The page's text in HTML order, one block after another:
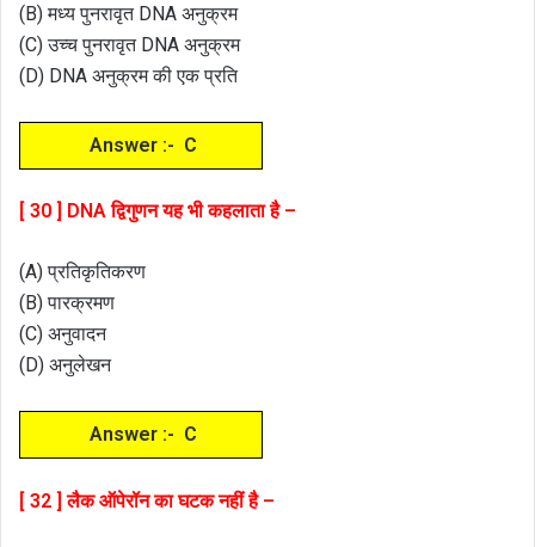
(B) मध्य पुनरावृत DNA अनुक्रम
(C) उच्च पुनरावृत DNA अनुक्रम
(D) DNA अनुक्रम की एक प्रति
Answer :- C
[ 30 ] DNA द्विगुणन यह भी कहलाता है –
(A) प्रतिकृतिकरण
(B) पारक्रमण
(C) अनुवादन
(D) अनुलेखन
Answer :- C
[ 32 ] लैक ऑपेरॉन का घटक नहीं है –